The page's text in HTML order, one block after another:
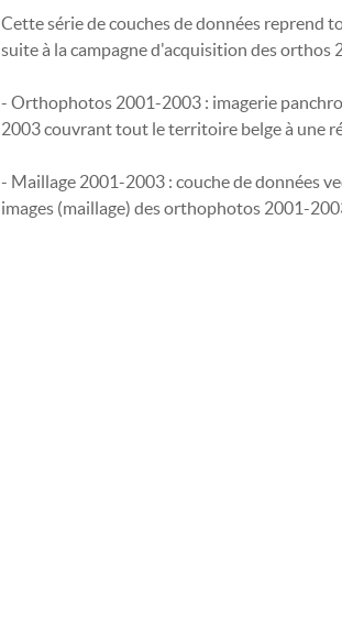
Cette série de couches de données reprend
suite à la campagne d'acquisition des orthos
- Orthophotos 2001-2003 : imagerie
2003 couvrant tout le territoire belge à une
- Maillage 2001-2003 : couche de données
images (maillage) des orthophotos 2001-